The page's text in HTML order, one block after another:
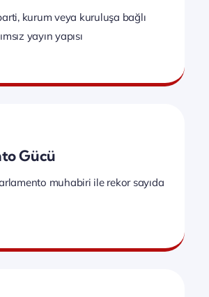
kurum veya kuruluşa bağlı
yayın yapısı
Gücü
muhabiri ile rekor sayıda